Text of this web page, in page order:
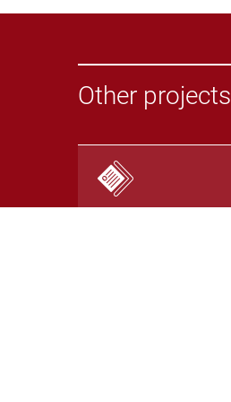
Other projects